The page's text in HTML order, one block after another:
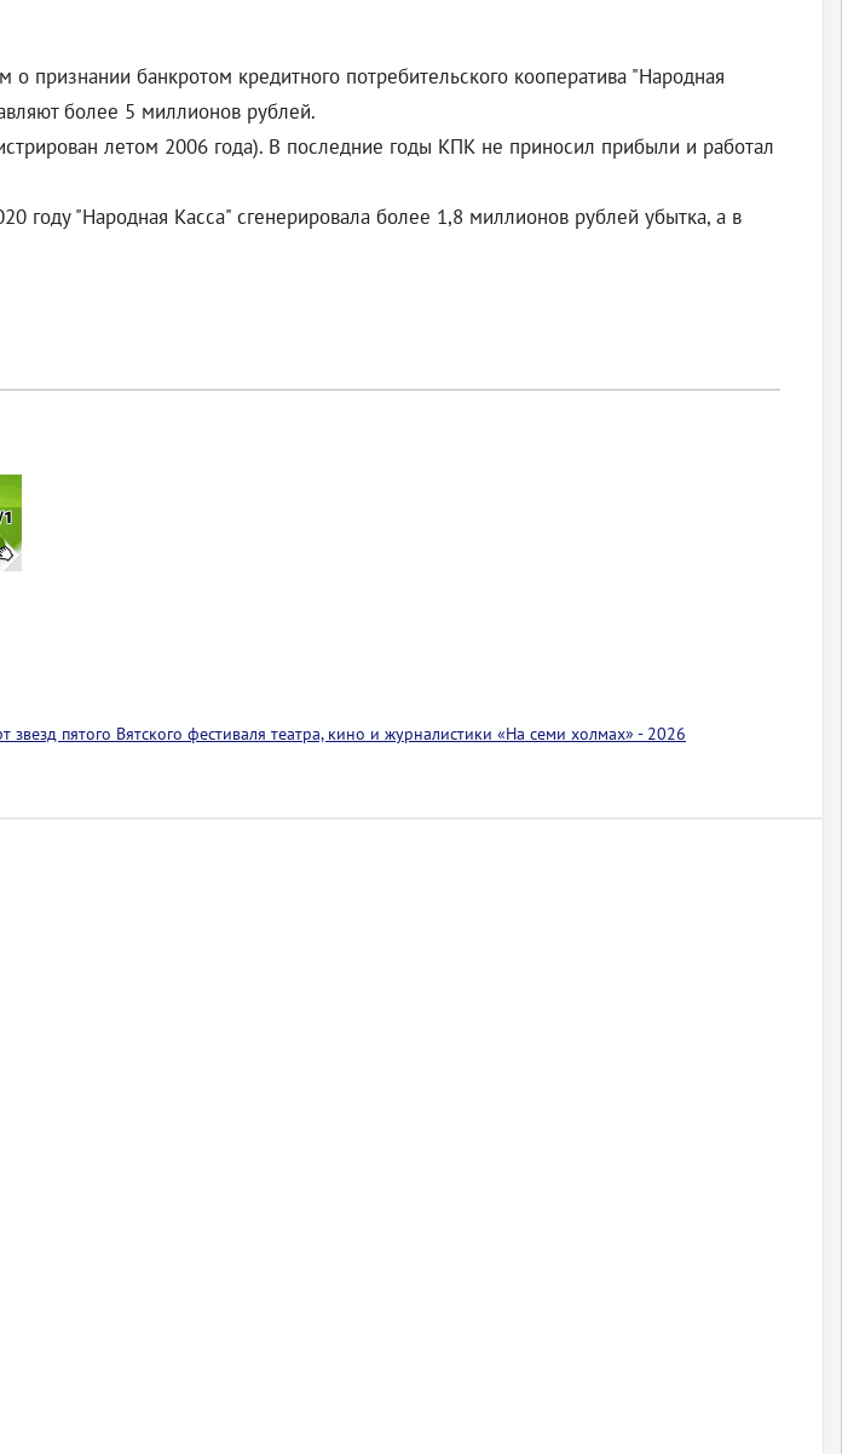
о признании банкротом кредитного потребительского кооператива "Народная
более 5 миллионов рублей.
летом 2006 года). В последние годы КПК не приносил прибыли и работал
году "Народная Касса" сгенерировала более 1,8 миллионов рублей убытка, а в
звезд пятого Вятского фестиваля театра, кино и журналистики «На семи холмах» - 2026